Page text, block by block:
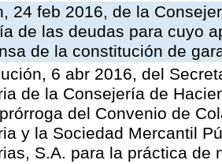
24 feb 2016, de la
de las deudas para cuyo
de la constitución de
6 abr 2016, del
de la Consejería de
del Convenio de
y la Sociedad Mercantil
S.A. para la práctica de